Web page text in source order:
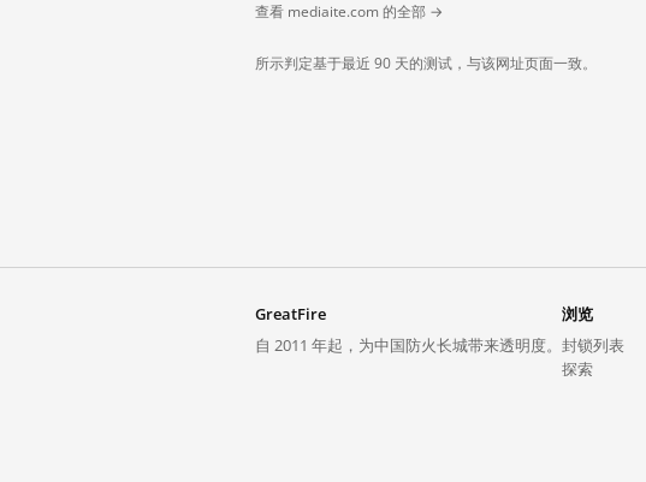
查看 mediaite.com 的全部 →
所示判定基于最近 90 天的测试，与该网址页面一致。
GreatFire
自 2011 年起，为中国防火长城带来透明度。
浏览
封锁列表
探索